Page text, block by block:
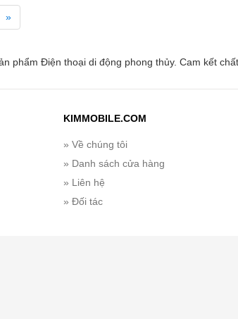
»
phẩm Điện thoại di động phong thủy. Cam kết
KIMMOBILE.COM
» Về chúng tôi
» Danh sách cửa hàng
» Liên hệ
» Đối tác